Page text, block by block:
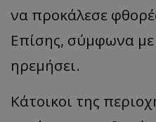
να προκάλεσε
Επίσης, σύμφωνα με
ηρεμήσει.
Κάτοικοι της